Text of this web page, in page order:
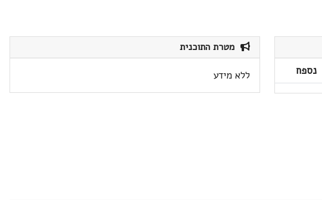
נספח
מטרת התוכנית
ללא מידע